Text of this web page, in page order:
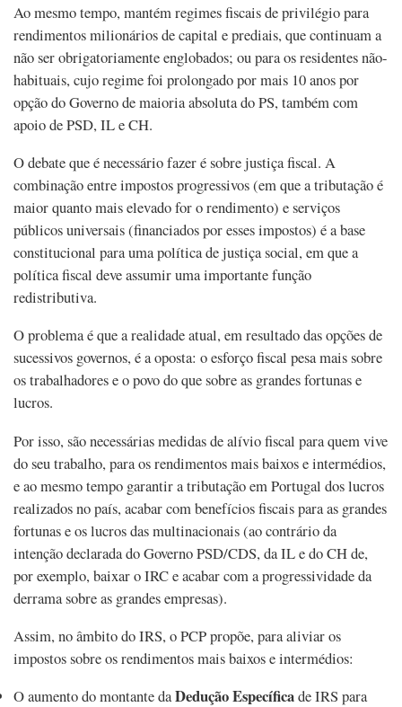
Ao mesmo tempo, mantém regimes fiscais de privilégio para
rendimentos milionários de capital e prediais, que continuam a
não ser obrigatoriamente englobados; ou para os residentes não-
habituais, cujo regime foi prolongado por mais 10 anos por
opção do Governo de maioria absoluta do PS, também com
apoio de PSD, IL e CH.
O debate que é necessário fazer é sobre justiça fiscal. A
combinação entre impostos progressivos (em que a tributação é
maior quanto mais elevado for o rendimento) e serviços
públicos universais (financiados por esses impostos) é a base
constitucional para uma política de justiça social, em que a
política fiscal deve assumir uma importante função
redistributiva.
O problema é que a realidade atual, em resultado das opções de
sucessivos governos, é a oposta: o esforço fiscal pesa mais sobre
os trabalhadores e o povo do que sobre as grandes fortunas e
lucros.
Por isso, são necessárias medidas de alívio fiscal para quem vive
do seu trabalho, para os rendimentos mais baixos e intermédios,
e ao mesmo tempo garantir a tributação em Portugal dos lucros
realizados no país, acabar com benefícios fiscais para as grandes
fortunas e os lucros das multinacionais (ao contrário da
intenção declarada do Governo PSD/CDS, da IL e do CH de,
por exemplo, baixar o IRC e acabar com a progressividade da
derrama sobre as grandes empresas).
Assim, no âmbito do IRS, o PCP propõe, para aliviar os
impostos sobre os rendimentos mais baixos e intermédios:
O aumento do montante daDedução Específicade IRS para